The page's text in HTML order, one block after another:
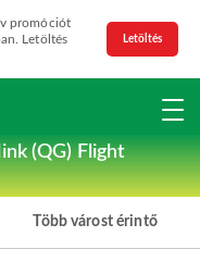
promóciót
Letöltés
Letöltés
(QG) Flight
Több várost érintő